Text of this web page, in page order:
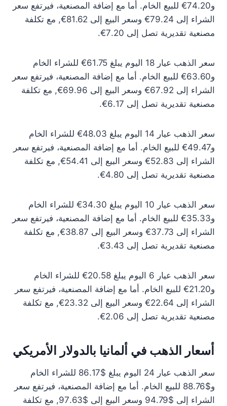
و74.20€ للبيع الخام. أما مع إضافة المصنعية، فيرتفع سعر
الشراء إلى 79.24€ وسعر البيع إلى 81.62€, مع تكلفة
مصنعية تقديرية تصل إلى 7.20€.
سعر الذهب عيار 18 اليوم يبلغ 61.75€ للشراء الخام
و63.60€ للبيع الخام. أما مع إضافة المصنعية، فيرتفع سعر
الشراء إلى 67.92€ وسعر البيع إلى 69.96€, مع تكلفة
مصنعية تقديرية تصل إلى 6.17€.
سعر الذهب عيار 14 اليوم يبلغ 48.03€ للشراء الخام
و49.47€ للبيع الخام. أما مع إضافة المصنعية، فيرتفع سعر
الشراء إلى 52.83€ وسعر البيع إلى 54.41€, مع تكلفة
مصنعية تقديرية تصل إلى 4.80€.
سعر الذهب عيار 10 اليوم يبلغ 34.30€ للشراء الخام
و35.33€ للبيع الخام. أما مع إضافة المصنعية، فيرتفع سعر
الشراء إلى 37.73€ وسعر البيع إلى 38.87€, مع تكلفة
مصنعية تقديرية تصل إلى 3.43€.
سعر الذهب عيار 6 اليوم يبلغ 20.58€ للشراء الخام
و21.20€ للبيع الخام. أما مع إضافة المصنعية، فيرتفع سعر
الشراء إلى 22.64€ وسعر البيع إلى 23.32€, مع تكلفة
مصنعية تقديرية تصل إلى 2.06€.
أسعار الذهب في ألمانيا بالدولار الأمريكي
سعر الذهب عيار 24 اليوم يبلغ $86.17 للشراء الخام
و$88.76 للبيع الخام. أما مع إضافة المصنعية، فيرتفع سعر
الشراء إلى $94.79 وسعر البيع إلى $97.63, مع تكلفة